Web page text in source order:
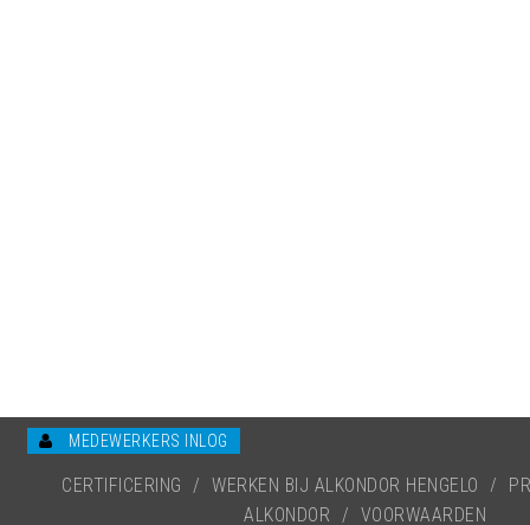
MEDEWERKERS INLOG
CERTIFICERING / WERKEN BIJ ALKONDOR HENGELO /
ALKONDOR
/ VOORWAARDEN